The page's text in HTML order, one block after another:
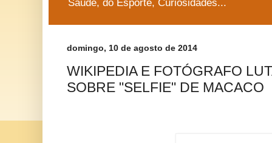
Saúde, do Esporte, Curiosidades...
domingo, 10 de agosto de 2014
WIKIPEDIA E FOTÓGRAFO
SOBRE "SELFIE" DE MACACO